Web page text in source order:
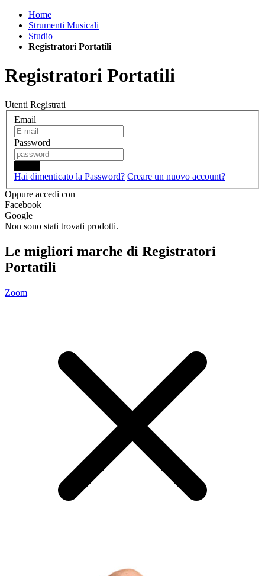
Home
Strumenti Musicali
Studio
Registratori Portatili
Registratori Portatili
Utenti Registrati
Email
Password
Hai dimenticato la Password? Creare un nuovo account?
Oppure accedi con
Facebook
Google
Non sono stati trovati prodotti.
Le migliori marche di Registratori
Portatili
Zoom